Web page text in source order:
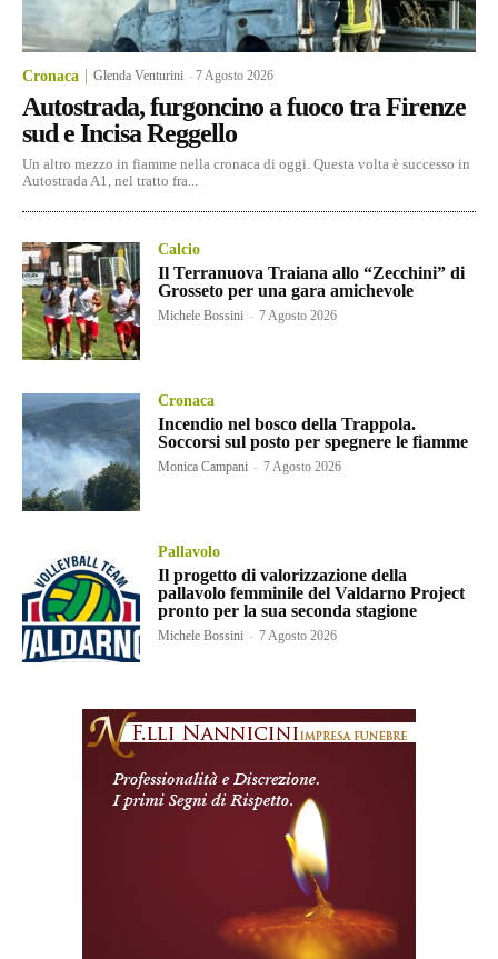
Cronaca Glenda Venturini -7 Agosto 2026
Autostrada, furgoncino a fuoco tra Firenze
sud e Incisa Reggello
Un altro mezzo in fiamme nella cronaca di oggi. Questa volta è successo in
Autostrada A1, nel tratto fra...
Calcio
Il Terranuova Traiana allo “Zecchini” di
Grosseto per una gara amichevole
Michele Bossini - 7 Agosto 2026
Cronaca
Incendio nel bosco della Trappola.
Soccorsi sul posto per spegnere le fiamme
Monica Campani - 7 Agosto 2026
Pallavolo
Il progetto di valorizzazione della
pallavolo femminile del Valdarno Project
pronto per la sua seconda stagione
Michele Bossini - 7 Agosto 2026